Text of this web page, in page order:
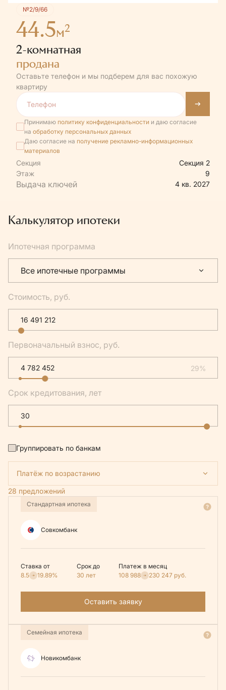
№2/9/66
44.5м2
2-комнатная
продана
Оставьте телефон и мы подберем для вас похожую
квартиру
Принимаю политику конфиденциальности и даю согласие
на обработку персональных данных
Даю согласие на получение рекламно-информационных
материалов
Секция
Секция 2
Этаж
9
4 кв. 2027
Калькулятор ипотеки
Ипотечная программа
Все ипотечные программы
Стоимость, руб.
Первоначальный взнос, руб.
29%
Срок кредитования, лет
Группировать по банкам
Платёж по возрастанию
28 предложений
Стандартная ипотека
Совкомбанк
Ставка от
8.5
19.89%
Срок до
30 лет
Платеж в месяц
108 988
230 247 руб.
Оставить заявку
Семейная ипотека
Новикомбанк